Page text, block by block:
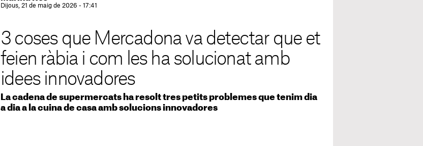
Dijous, 21 de maig de 2026 - 17:41
3 coses que Mercadona va detectar que et
feien ràbia i com les ha solucionat amb
idees innovadores
La cadena de supermercats ha resolt tres petits problemes que tenim dia
a dia a la cuina de casa amb solucions innovadores